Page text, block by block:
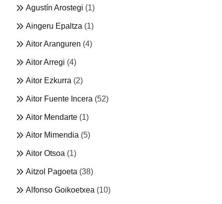
Agustín Arostegi (1)
Aingeru Epaltza (1)
Aitor Aranguren (4)
Aitor Arregi (4)
Aitor Ezkurra (2)
Aitor Fuente Incera (52)
Aitor Mendarte (1)
Aitor Mimendia (5)
Aitor Otsoa (1)
Aitzol Pagoeta (38)
Alfonso Goikoetxea (10)